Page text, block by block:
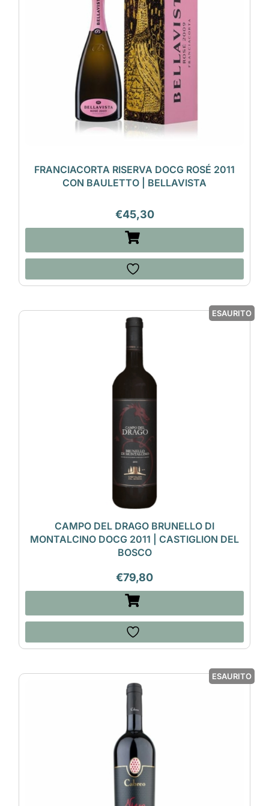
FRANCIACORTA RISERVA DOCG ROSÉ 2011
CON BAULETTO | BELLAVISTA
€45,30
ESAURITO
CAMPO DEL DRAGO BRUNELLO DI
MONTALCINO DOCG 2011 | CASTIGLION DEL
BOSCO
€79,80
ESAURITO